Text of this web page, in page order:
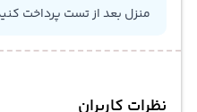
منزل بعد از تست پرداخت
نظرات کاربران